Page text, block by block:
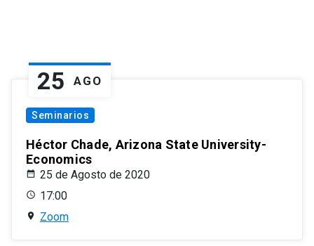
25 AGO
Seminarios
Héctor Chade, Arizona State University-
Economics
25 de Agosto de 2020
17:00
Zoom